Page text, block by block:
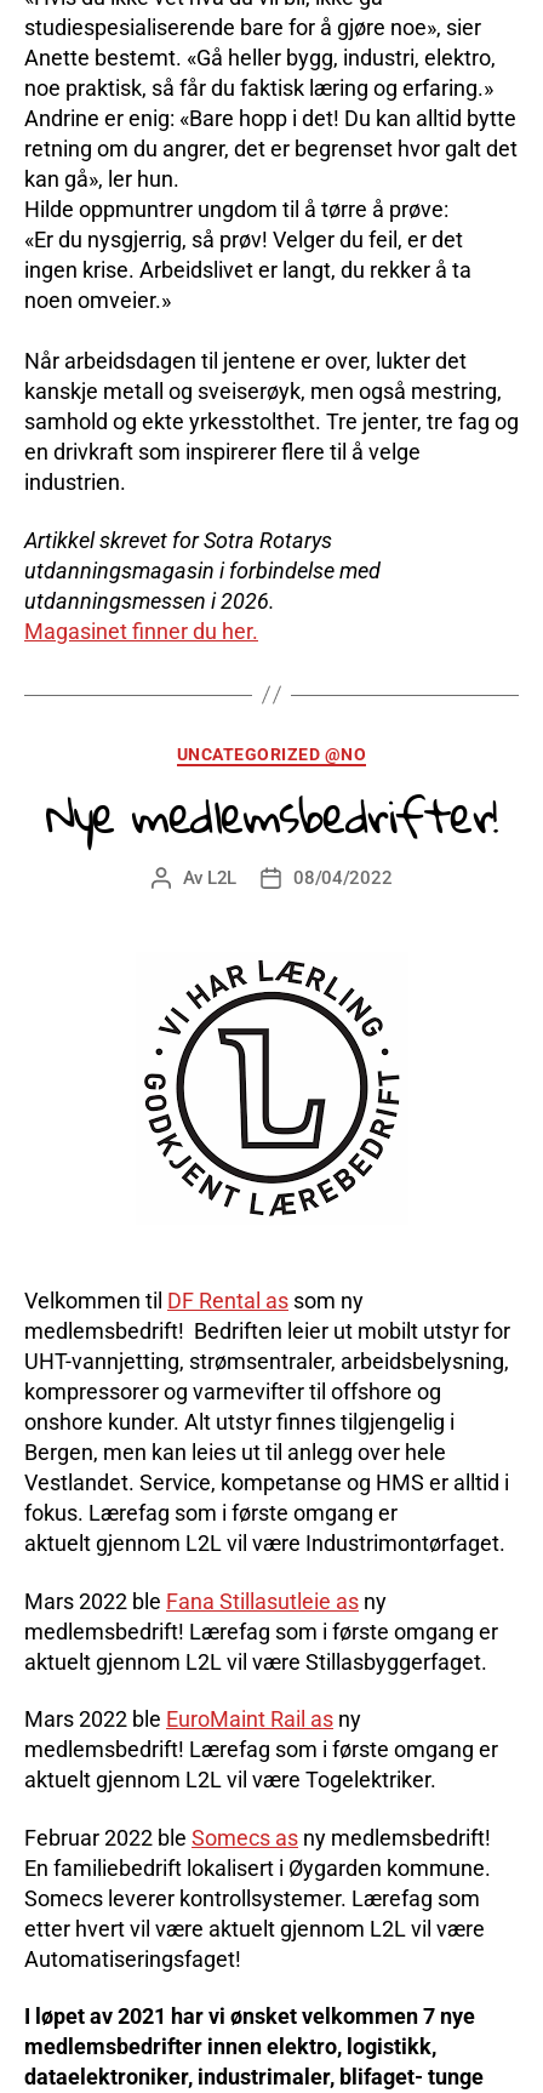
studiespesialiserende bare for å gjøre noe», sier
Anette bestemt. «Gå heller bygg, industri, elektro,
noe praktisk, så får du faktisk læring og erfaring.»
Andrine er enig: «Bare hopp i det! Du kan alltid bytte
retning om du angrer, det er begrenset hvor galt det
kan gå», ler hun.
Hilde oppmuntrer ungdom til å tørre å prøve:
«Er du nysgjerrig, så prøv! Velger du feil, er det
ingen krise. Arbeidslivet er langt, du rekker å ta
noen omveier.»
Når arbeidsdagen til jentene er over, lukter det
kanskje metall og sveiserøyk, men også mestring,
samhold og ekte yrkesstolthet. Tre jenter, tre fag og
en drivkraft som inspirerer flere til å velge
industrien.
Artikkel skrevet for Sotra Rotarys
utdanningsmagasin i forbindelse med
utdanningsmessen i 2026.
Magasinet finner du her.
Kategorier
UNCATEGORIZED @NO
Nye medlemsbedrifter!
Innleggsforfatter
Av L2L Publiseringsdato
08/04/2022
Velkommen til DF Rental as som ny
medlemsbedrift! Bedriften leier ut mobilt utstyr for
UHT-vannjetting, strømsentraler, arbeidsbelysning,
kompressorer og varmevifter til offshore og
onshore kunder. Alt utstyr finnes tilgjengelig i
Bergen, men kan leies ut til anlegg over hele
Vestlandet. Service, kompetanse og HMS er alltid i
fokus. Lærefag som i første omgang er
aktuelt gjennom L2L vil være Industrimontørfaget.
Mars 2022 ble Fana Stillasutleie as ny
medlemsbedrift! Lærefag som i første omgang er
aktuelt gjennom L2L vil være Stillasbyggerfaget.
Mars 2022 ble EuroMaint Rail as ny
medlemsbedrift! Lærefag som i første omgang er
aktuelt gjennom L2L vil være Togelektriker.
Februar 2022 ble Somecs as ny medlemsbedrift!
En familiebedrift lokalisert i Øygarden kommune.
Somecs leverer kontrollsystemer. Lærefag som
etter hvert vil være aktuelt gjennom L2L vil være
Automatiseringsfaget!
I løpet av 2021 har vi ønsket velkommen 7 nye
medlemsbedrifter innen elektro, logistikk,
dataelektroniker, industrimaler, blifaget- tunge